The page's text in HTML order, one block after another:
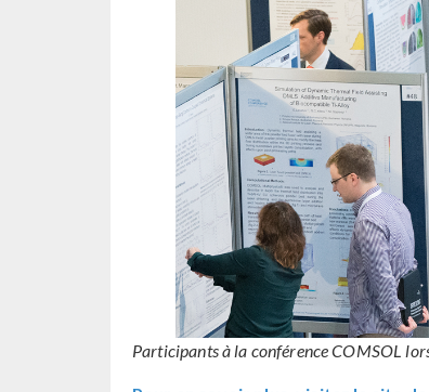
Participants à la conférence COMSOL